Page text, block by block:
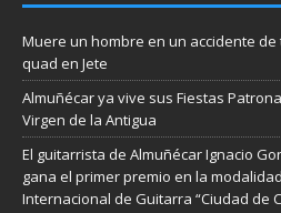
Muere un hombre en un accidente
quad en Jete
Almuñécar ya vive sus Fiestas
Virgen de la Antigua
El guitarrista de Almuñécar Ignacio
gana el primer premio en la
Internacional de Guitarra “Ciudad de